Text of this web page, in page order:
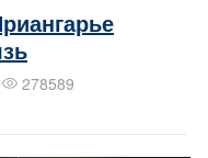
278589